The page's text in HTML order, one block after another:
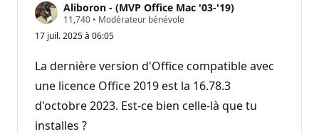
Aliboron - (MVP Office Mac '03-'19)
11,740 P
i
t
s
d
e
r
• Modérateur bénévole
17 juil. 2025 à 06:05
La dernière version d'Office compatible avec
une licence Office 2019 est la 16.78.3
d'octobre 2023. Est-ce bien celle-là que tu
installes ?